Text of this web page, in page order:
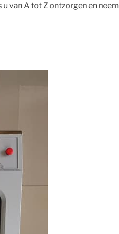
van A tot Z ontzorgen en neem